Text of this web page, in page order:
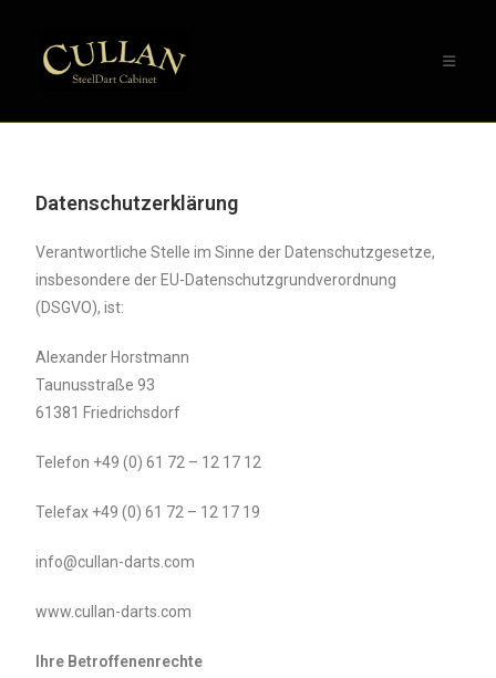
Datenschutzerklärung
Verantwortliche Stelle im Sinne der Datenschutzgesetze,
insbesondere der EU-Datenschutzgrundverordnung
(DSGVO), ist:
Alexander Horstmann
Taunusstraße 93
61381 Friedrichsdorf
Telefon +49 (0) 61 72 – 12 17 12
Telefax +49 (0) 61 72 – 12 17 19
info@cullan-darts.com
www.cullan-darts.com
Ihre Betroffenenrechte